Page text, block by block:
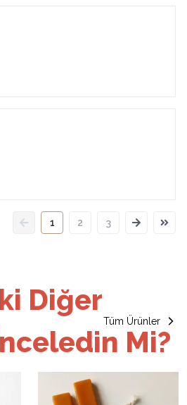
1 2 3
Diğer
Mi?
Tüm Ürünler